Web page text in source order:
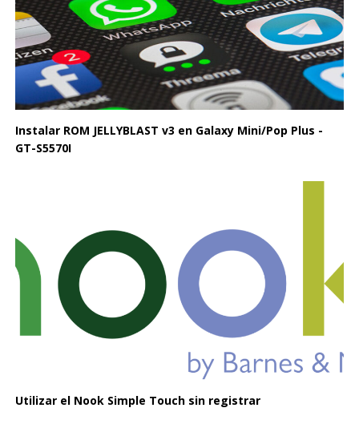
Instalar ROM JELLYBLAST v3 en Galaxy Mini/Pop Plus -
GT-S5570I
Utilizar el Nook Simple Touch sin registrar